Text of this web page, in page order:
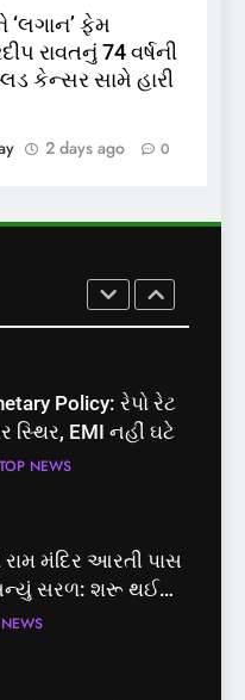
‘લગાન’ ફેમ
રાવતનું 74 વર્ષની
કેન્સર સામે હારી
2 days ago 0
કે ઘી ખરેખર શુદ્ધ
ડાબરના દાવાઓની
મૂક્યો પ્રતિબંધ
પવન પાંડેને 2027
ઉમેદવાર
Policy: રેપો રેટ
સ્થિર, EMI નહીં ઘટે
TOP NEWS
મંદિર આરતી પાસ
સરળ: શરૂ થઈ
જાણો સંપૂર્ણ